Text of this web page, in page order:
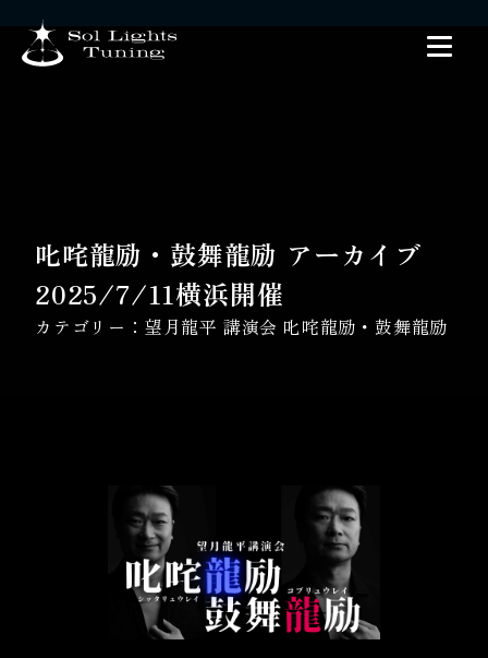
叱咤龍励・鼓舞龍励 アーカイブ
2025/7/11横浜開催
カテゴリー： 望月龍平 講演会 叱咤龍励・鼓舞龍励